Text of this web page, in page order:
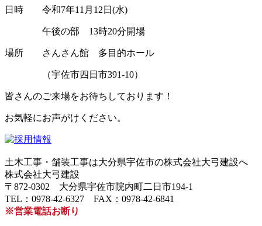
日時 令和7年11月12日(水)
午後の部 13時20分開場
場所 さんさん館 多目的ホール
（宇佐市四日市391-10）
皆さんのご来場をお待ちしております！
お気軽にお声がけください。
土木工事・舗装工事は大分県宇佐市の株式会社大弓建設へ
株式会社大弓建設
〒872-0302 大分県宇佐市院内町二日市194-1
TEL：0978-42-6327 FAX：0978-42-6841
※営業電話お断り